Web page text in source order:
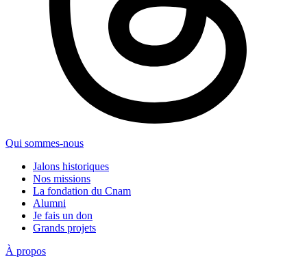
Qui sommes-nous
Jalons historiques
Nos missions
La fondation du Cnam
Alumni
Je fais un don
Grands projets
À propos